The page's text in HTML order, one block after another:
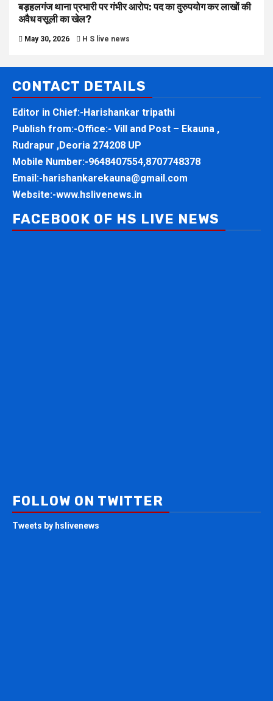
बड़हलगंज थाना प्रभारी पर गंभीर आरोप: पद का दुरुपयोग कर लाखों की
अवैध वसूली का खेल?
May 30, 2026 H S live news
CONTACT DETAILS
Editor in Chief:-Harishankar tripathi
Publish from:-Office:- Vill and Post – Ekauna ,
Rudrapur ,Deoria 274208 UP
Mobile Number:-9648407554,8707748378
Email:-harishankarekauna@gmail.com
Website:-www.hslivenews.in
FACEBOOK OF HS LIVE NEWS
FOLLOW ON TWITTER
Tweets by hslivenews